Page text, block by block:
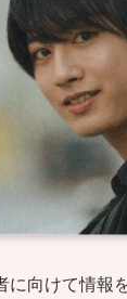
に向けて情報